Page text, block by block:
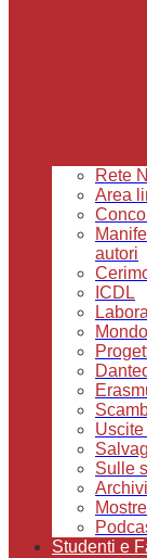
Rete
Area
autori
ICDL
Sulle
Mostre
Studenti e